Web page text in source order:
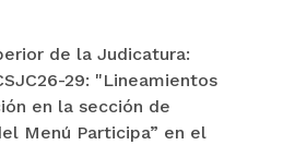
de la Judicatura:
29: "Lineamientos
en la sección de
Menú Participa” en el